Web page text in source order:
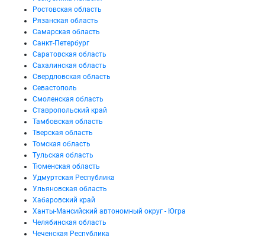
Ростовская область
Рязанская область
Самарская область
Санкт-Петербург
Саратовская область
Сахалинская область
Свердловская область
Севастополь
Смоленская область
Ставропольский край
Тамбовская область
Тверская область
Томская область
Тульская область
Тюменская область
Удмуртская Республика
Ульяновская область
Хабаровский край
Ханты-Мансийский автономный округ - Югра
Челябинская область
Чеченская Республика